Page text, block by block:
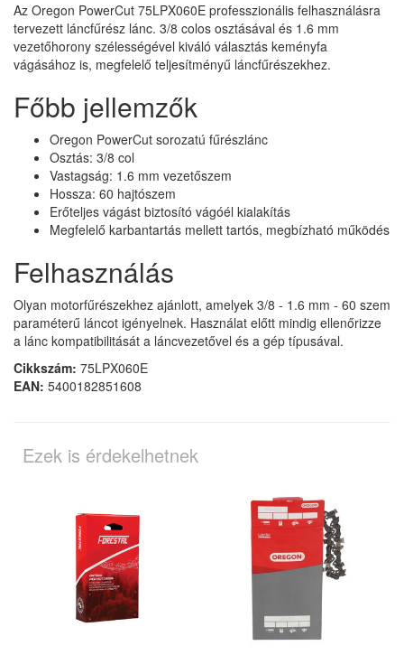
Az Oregon PowerCut 75LPX060E professzionális felhasználásra
tervezett láncfűrész lánc. 3/8 colos osztásával és 1.6 mm
vezetőhorony szélességével kiváló választás keményfa
vágásához is, megfelelő teljesítményű láncfűrészekhez.
Főbb jellemzők
Oregon PowerCut sorozatú fűrészlánc
Osztás: 3/8 col
Vastagság: 1.6 mm vezetőszem
Hossza: 60 hajtószem
Erőteljes vágást biztosító vágóél kialakítás
Megfelelő karbantartás mellett tartós, megbízható működés
Felhasználás
Olyan motorfűrészekhez ajánlott, amelyek 3/8 - 1.6 mm - 60 szem
paraméterű láncot igényelnek. Használat előtt mindig ellenőrizze
a lánc kompatibilitását a láncvezetővel és a gép típusával.
Cikkszám: 75LPX060E
EAN: 5400182851608
Ezek is érdekelhetnek